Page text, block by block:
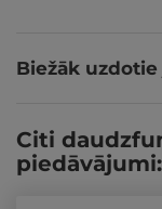
Biežāk
Citi
piedāvājumi: